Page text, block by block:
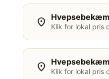
location_on Klik for lokal pris
location_on Klik for lokal pris